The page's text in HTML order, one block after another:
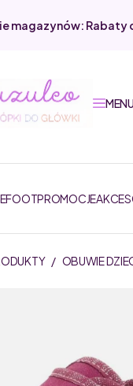
magazynów:
MENU
PROMOCJE
/ OBUWIE